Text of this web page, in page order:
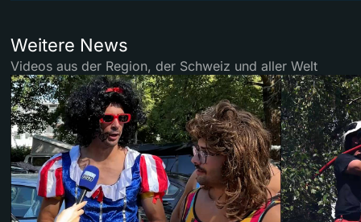
Weitere News
Videos aus der Region, der Schweiz und aller Welt